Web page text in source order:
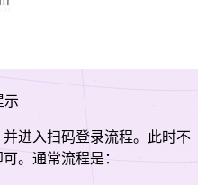
示
进入扫码登录流程。此时不
。通常流程是：